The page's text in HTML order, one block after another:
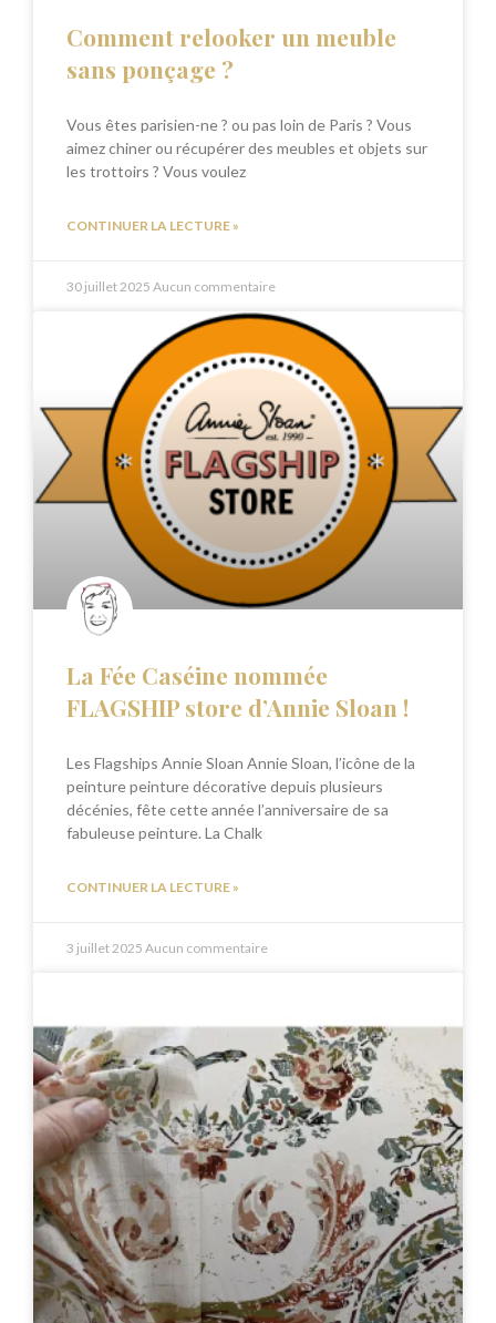
Comment relooker un meuble
sans ponçage ?
Vous êtes parisien-ne ? ou pas loin de Paris ? Vous
aimez chiner ou récupérer des meubles et objets sur
les trottoirs ? Vous voulez
CONTINUER LA LECTURE »
30 juillet 2025 Aucun commentaire
La Fée Caséine nommée
FLAGSHIP store d’Annie Sloan !
Les Flagships Annie Sloan Annie Sloan, l’icône de la
peinture peinture décorative depuis plusieurs
décénies, fête cette année l’anniversaire de sa
fabuleuse peinture. La Chalk
CONTINUER LA LECTURE »
3 juillet 2025 Aucun commentaire